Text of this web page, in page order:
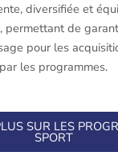
diversifiée et
permettant de
pour les
les programmes.
SUR LES
SPORT